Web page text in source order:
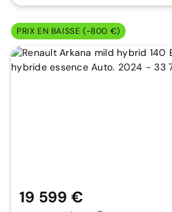
PRIX EN BAISSE (-800 €)
19 599 €